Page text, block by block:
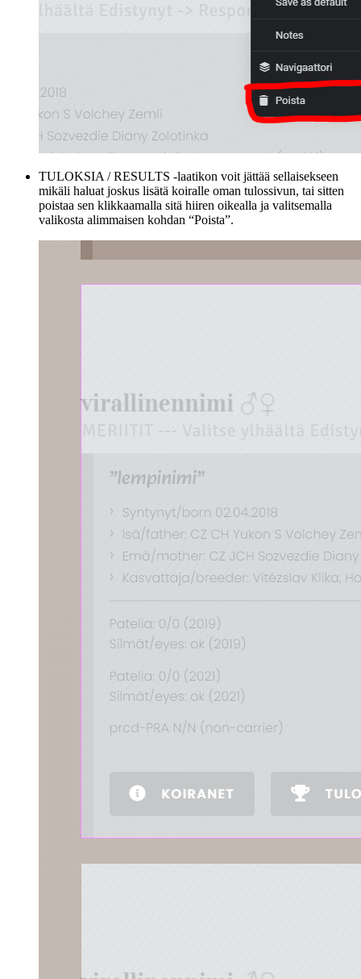
TULOKSIA / RESULTS -laatikon voit jättää sellaisekseen
mikäli haluat joskus lisätä koiralle oman tulossivun, tai sitten
poistaa sen klikkaamalla sitä hiiren oikealla ja valitsemalla
valikosta alimmaisen kohdan “Poista”.